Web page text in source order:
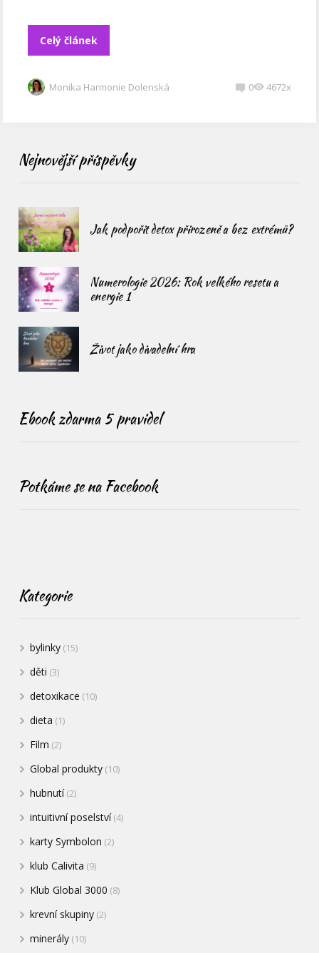
Celý článek
Monika Harmonie Dolenská 0 4672x
Nejnovější příspěvky
Jak podpořit detox přirozeně a bez extrémů?
Numerologie 2026: Rok velkého resetu a
energie 1
Život jako divadelní hra
Ebook zdarma 5 pravidel
Potkáme se na Facebook
Kategorie
bylinky (15)
děti (3)
detoxikace (10)
dieta (1)
Film (2)
Global produkty (10)
hubnutí(2)
intuitivní poselství(4)
karty Symbolon (2)
klub Calivita (9)
Klub Global 3000 (8)
krevní skupiny (2)
minerály (10)